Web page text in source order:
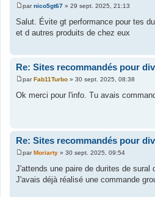
M
e
s
s
e
parnico5gt67 » 29 sept. 2025, 21:13
Salut. Évite gt performance pour tes
et d autres produits de chez eux
Re: Sites recommandés pour
M
e
s
parFab11Turbo » 30 sept. 2025, 08:38
Ok merci pour l'info. Tu avais
Re: Sites recommandés pour
M
s
s
parMoriarty » 30 sept. 2025, 09:54
J'attends une paire de durites de sural
J'avais déjà réalisé une commande